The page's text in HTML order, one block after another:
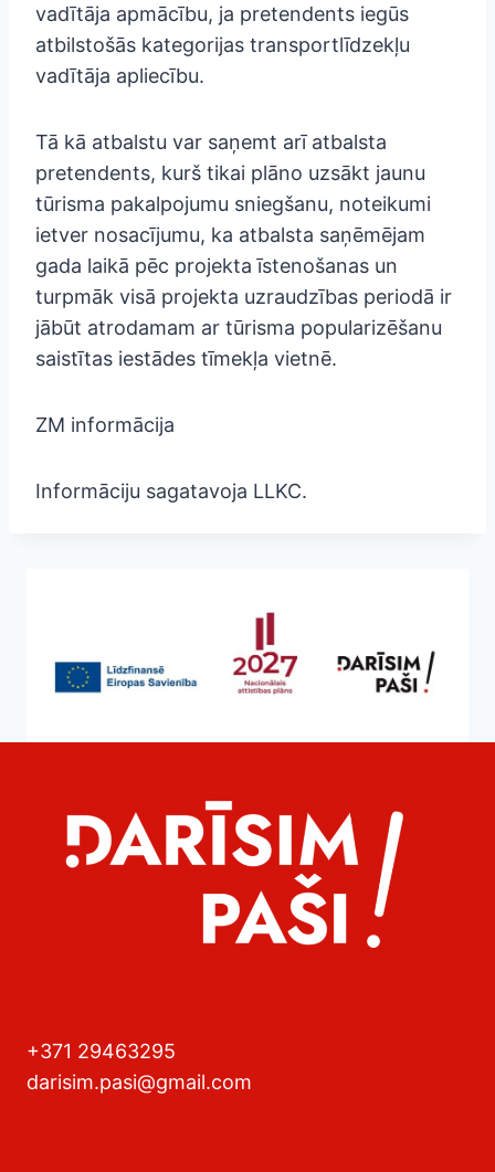
vadītāja apmācību, ja pretendents iegūs
atbilstošās kategorijas transportlīdzekļu
vadītāja apliecību.
Tā kā atbalstu var saņemt arī atbalsta
pretendents, kurš tikai plāno uzsākt jaunu
tūrisma pakalpojumu sniegšanu, noteikumi
ietver nosacījumu, ka atbalsta saņēmējam
gada laikā pēc projekta īstenošanas un
turpmāk visā projekta uzraudzības periodā ir
jābūt atrodamam ar tūrisma popularizēšanu
saistītas iestādes tīmekļa vietnē.
ZM informācija
Informāciju sagatavoja LLKC.
+371 29463295
darisim.pasi@gmail.com